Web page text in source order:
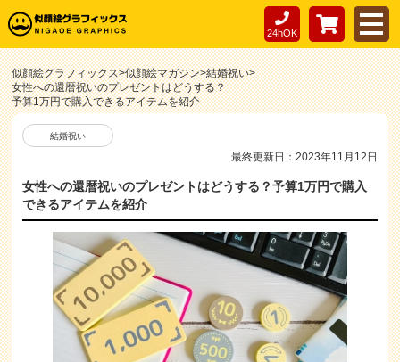
24hOK
似顔絵グラフィックス>似顔絵マガジン>結婚祝い>
女性への還暦祝いのプレゼントはどうする？
予算1万円で購入できるアイテムを紹介
結婚祝い
最終更新日：2023年11月12日
女性への還暦祝いのプレゼントはどうする？予算1万円で購入
できるアイテムを紹介